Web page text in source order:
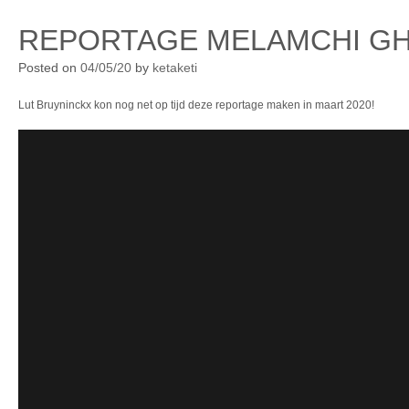
REPORTAGE MELAMCHI
Posted on 04/05/20 by ketaketi
Lut Bruyninckx kon nog net op tijd deze reportage maken in maart 2020!